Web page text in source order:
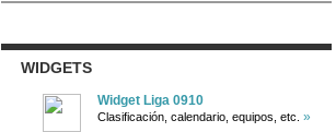
WIDGETS
Widget Liga 0910
Clasificación, calendario, equipos, etc. »